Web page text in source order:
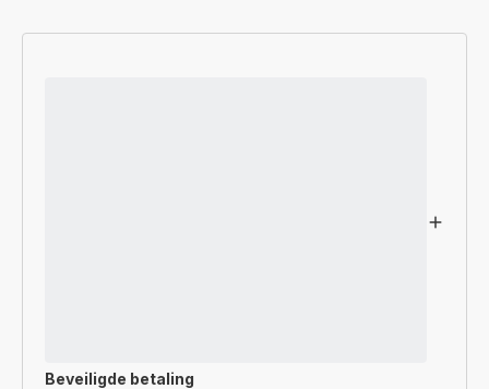
Beveiligde betaling